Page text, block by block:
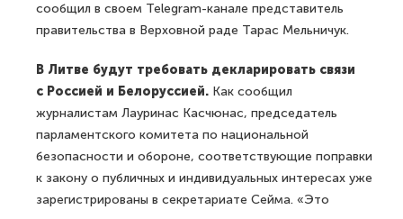
сообщил в своем Telegram-канале представитель
правительства в Верховной раде Тарас Мельничук.
В Литве будут требовать декларировать связи
с Россией и Белоруссией. Как сообщил
журналистам Лауринас Касчюнас, председатель
парламентского комитета по национальной
безопасности и обороне, соответствующие поправки
к закону о публичных и индивидуальных интересах уже
зарегистрированы в секретариате Сейма. «Это